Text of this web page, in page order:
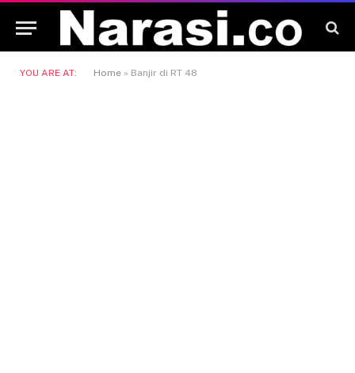
YOU ARE AT: Home » Banjir di RT 48